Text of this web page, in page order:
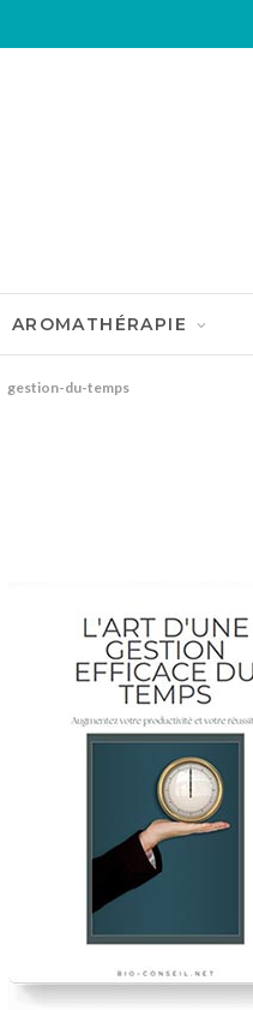
AROMATHÉRAPIE
gestion-du-temps